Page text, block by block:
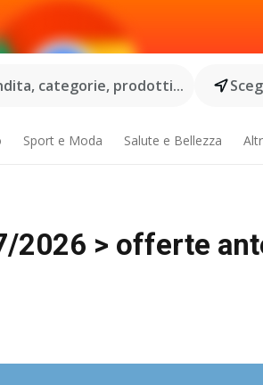
categorie, prodotti...
Sport e Moda Salute e Bellezza
2026 > offerte